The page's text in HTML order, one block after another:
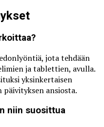
jota tehdään
ja tablettien, avulla.
yksinkertaisen
ansiosta.
niin suosittua